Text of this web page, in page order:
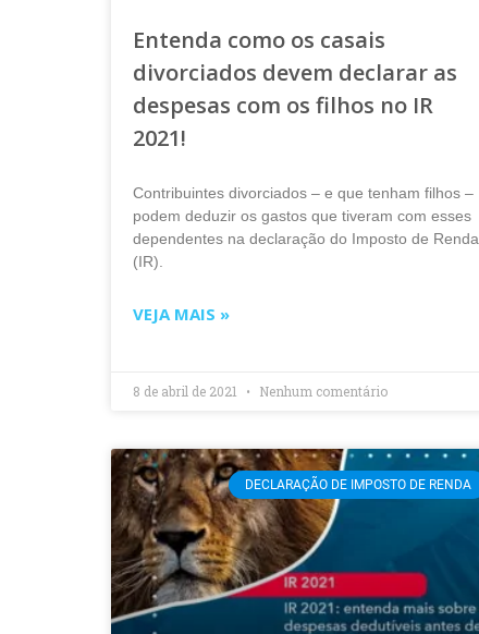
Entenda como os casais
divorciados devem declarar as
despesas com os filhos no IR
2021!
Contribuintes divorciados – e que tenham filhos –
podem deduzir os gastos que tiveram com esses
dependentes na declaração do Imposto de Renda
(IR).
VEJA MAIS »
8 de abril de 2021 Nenhum comentário
DECLARAÇÃO DE IMPOSTO DE RENDA